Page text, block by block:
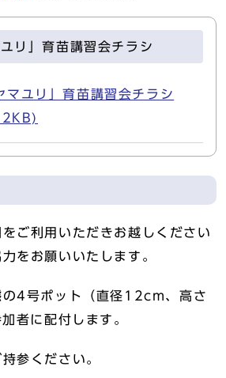
リ」育苗講習会チラシ
マユリ」育苗講習会チラシ
ご利用いただきお越しください
をお願いいたします。
の4号ポット（直径12cm、高さ
者に配付します。
参ください。